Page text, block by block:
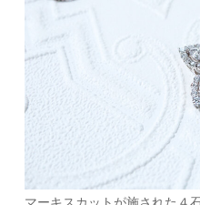
マーキスカットが施された４